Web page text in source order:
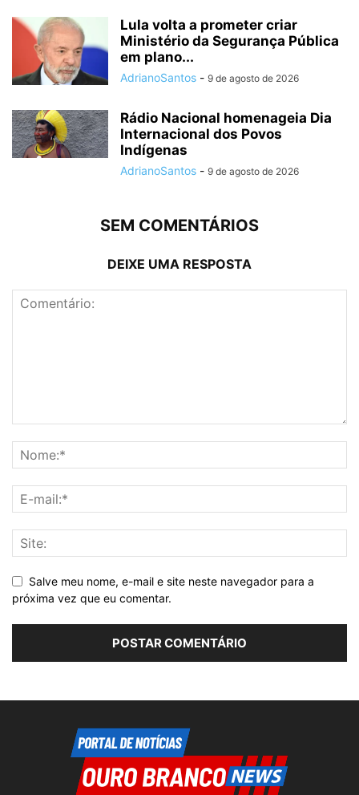
Lula volta a prometer criar
Ministério da Segurança Pública
em plano...
AdrianoSantos - 9 de agosto de 2026
Rádio Nacional homenageia Dia
Internacional dos Povos
Indígenas
AdrianoSantos - 9 de agosto de 2026
SEM COMENTÁRIOS
DEIXE UMA RESPOSTA
Salve meu nome, e-mail e site neste navegador para a
próxima vez que eu comentar.